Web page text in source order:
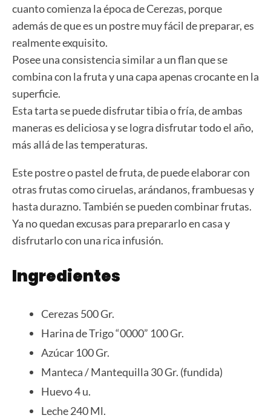
cuanto comienza la época de Cerezas, porque
además de que es un postre muy fácil de preparar, es
realmente exquisito.
Posee una consistencia similar a un flan que se
combina con la fruta y una capa apenas crocante en la
superficie.
Esta tarta se puede disfrutar tibia o fría, de ambas
maneras es deliciosa y se logra disfrutar todo el año,
más allá de las temperaturas.
Este postre o pastel de fruta, de puede elaborar con
otras frutas como ciruelas, arándanos, frambuesas y
hasta durazno. También se pueden combinar frutas.
Ya no quedan excusas para prepararlo en casa y
disfrutarlo con una rica infusión.
Ingredientes
Cerezas 500 Gr.
Harina de Trigo “0000” 100 Gr.
Azúcar 100 Gr.
Manteca / Mantequilla 30 Gr. (fundida)
Huevo 4 u.
Leche 240 Ml.